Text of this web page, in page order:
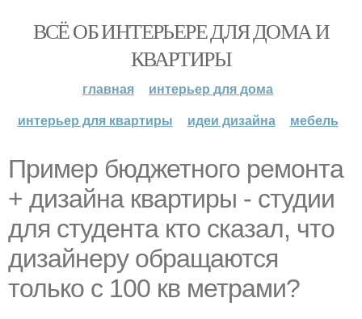
ВСЁ ОБ ИНТЕРЬЕРЕ ДЛЯ ДОМА И
КВАРТИРЫ
главная
интерьер для дома
интерьер для квартиры
идеи дизайна мебель
Пример бюджетного ремонта
+ дизайна квартиры - студии
для студента кто сказал, что
дизайнеру обращаются
только с 100 кв метрами?